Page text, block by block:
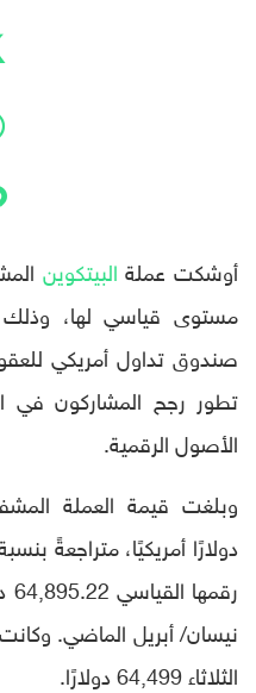
أوشكت عملة البيتكوين
مستوى قياسي لها،
صندوق تداول أمريكي
تطور رجح المشاركون في
الأصول الرقمية.
نيسان/ أبريل الماضي.
الثلاثاء 64,499 دولارًا.